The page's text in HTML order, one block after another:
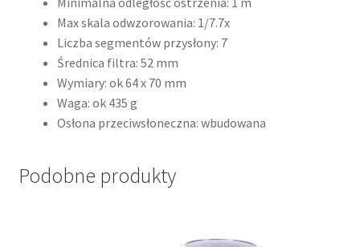
Max skala odwzorowania: 1/7.7x
Liczba segmentów przysłony: 7
Średnica filtra: 52 mm
Wymiary: ok 64 x 70 mm
Waga: ok 435 g
Osłona przeciwsłoneczna: wbudowana
Podobne produkty